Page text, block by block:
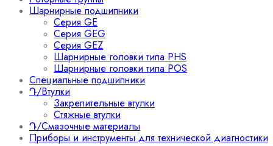
Шарнирные подшипники
Серия GE
Серия GEG
Серия GEZ
Шарнирные головки типа PHS
Шарнирные головки типа POS
Специальные подшипники
Դ/Втулки
Закрепительные втулки
Стяжные втулки
Դ/Смазочные материалы
Приборы и инструменты для технической диагностики